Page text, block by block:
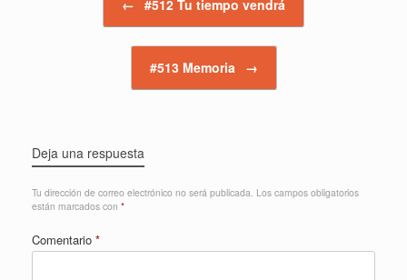
← #512 Tu tiempo vendrá
#513 Memoria →
Deja una respuesta
Tu dirección de correo electrónico no será publicada. Los campos obligatorios
están marcados con *
Comentario *